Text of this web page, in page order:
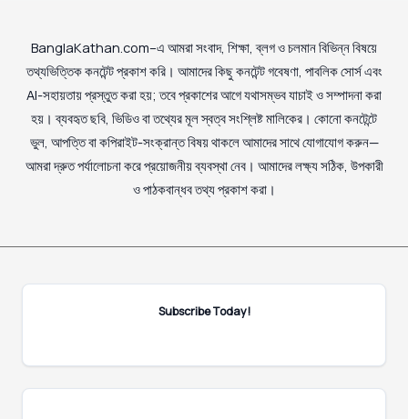
BanglaKathan.com–এ আমরা সংবাদ, শিক্ষা, ব্লগ ও চলমান বিভিন্ন বিষয়ে
তথ্যভিত্তিক কনটেন্ট প্রকাশ করি। আমাদের কিছু কনটেন্ট গবেষণা, পাবলিক সোর্স এবং
AI-সহায়তায় প্রস্তুত করা হয়; তবে প্রকাশের আগে যথাসম্ভব যাচাই ও সম্পাদনা করা
হয়। ব্যবহৃত ছবি, ভিডিও বা তথ্যের মূল স্বত্ব সংশ্লিষ্ট মালিকের। কোনো কনটেন্টে
ভুল, আপত্তি বা কপিরাইট-সংক্রান্ত বিষয় থাকলে আমাদের সাথে যোগাযোগ করুন—
আমরা দ্রুত পর্যালোচনা করে প্রয়োজনীয় ব্যবস্থা নেব। আমাদের লক্ষ্য সঠিক, উপকারী
ও পাঠকবান্ধব তথ্য প্রকাশ করা।
Subscribe Today!